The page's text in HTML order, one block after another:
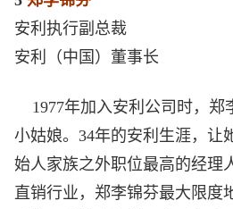
安利执行副总裁
安利（中国）董事长
1977年加入安利公司时，郑
小姑娘。34年的安利生涯，让
始人家族之外职位最高的经理
直销行业，郑李锦芬最大限度